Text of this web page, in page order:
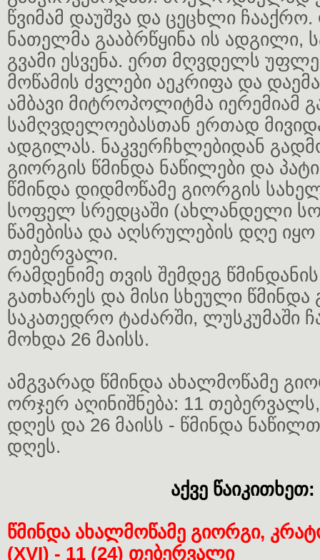
წვიმამ დაუშვა და ცეცხლი
ნათელმა გააბრწყინა ის ადგილი,
გვამი ესვენა. ერთ მღვდელს
მოწამის ძვლები აეკრიფა და
ამბავი მიტროპოლიტმა იერემიამ
სამღვდელოებასთან ერთად
ადგილას. ნაკვერჩხლებიდან
გიორგის წმინდა ნაწილები და
წმინდა დიდმოწამე გიორგის
სოფელ სრედცაში (ახლანდელი
წამებისა და აღსრულების დღე იყო
თებერვალი.
რამდენიმე თვის შემდეგ
გათხარეს და მისი სხეული წმინდა
საკათედრო ტაძარში, ლუსკუმაში
მოხდა 26 მაისს.
ამგვარად წმინდა ახალმოწამე
ორჯერ აღინიშნება: 11
დღეს და 26 მაისს - წმინდა
დღეს.
აქვე წაიკითხეთ:
წმინდა ახალმოწამე გიორგი,
(XVI) - 11 (24) თებერვალი